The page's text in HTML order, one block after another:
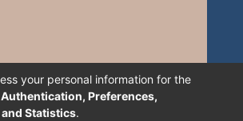
your personal information for the
Authentication, Preferences,
Statistics.